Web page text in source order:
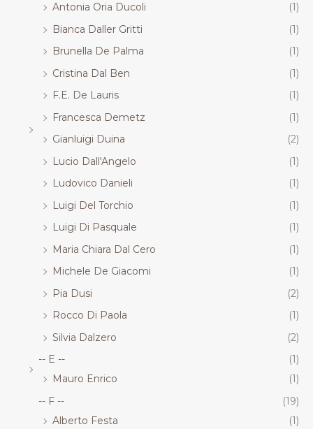
Antonia Oria Ducoli
(1)
Bianca Daller Gritti
(1)
Brunella De Palma
(1)
Cristina Dal Ben
(1)
F.E. De Lauris
(1)
Francesca Demetz
(1)
Gianluigi Duina
(2)
Lucio Dall'Angelo
(1)
Ludovico Danieli
(1)
Luigi Del Torchio
(1)
Luigi Di Pasquale
(1)
Maria Chiara Dal Cero
(1)
Michele De Giacomi
(1)
Pia Dusi
(2)
Rocco Di Paola
(1)
Silvia Dalzero
(2)
-- E --
(1)
Mauro Enrico
(1)
-- F --
(19)
Alberto Festa
(1)